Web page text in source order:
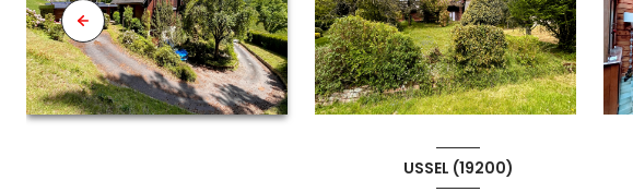
USSEL (19200)